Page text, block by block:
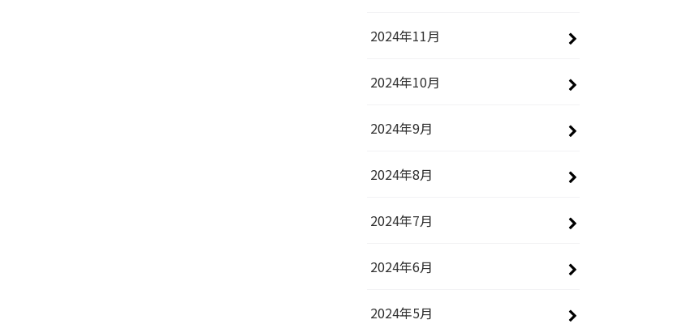
2024年11月
2024年10月
2024年9月
2024年8月
2024年7月
2024年6月
2024年5月